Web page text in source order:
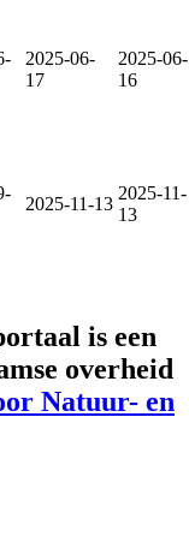
2025-06-
17
2025-06-
16
2025-11-13
2025-11-
13
is een
overheid
Natuur- en